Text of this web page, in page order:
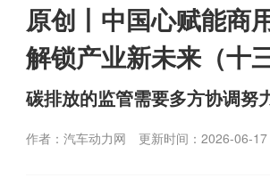
原创丨中国心赋能商
解锁产业新未来（十
碳排放的监管需要多方协调努
作者：汽车动力网 更新时间：2026-06-17